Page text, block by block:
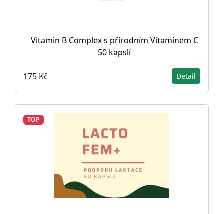
Vitamin B Complex s přírodním Vitamínem C
50 kapslí
175 Kč Detail
TOP